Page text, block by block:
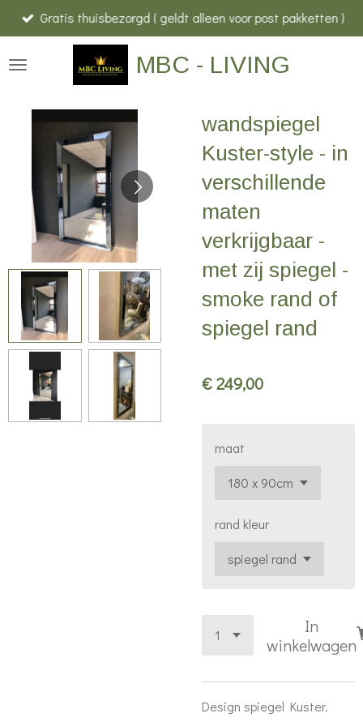
Ga
direct
naar
hoofdinhoud
MBC - LIVING
Gratis thuisbezorgd ( geldt alleen voor post pakketten )
wandspiegel
Kuster-style - in
verschillende
maten
verkrijgbaar -
met zij spiegel -
smoke rand of
spiegel rand
€ 249,00
maat
rand kleur
In
winkelwagen
Design spiegel Kuster.